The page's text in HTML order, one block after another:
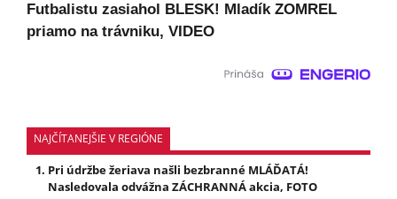
Futbalistu zasiahol BLESK! Mladík ZOMREL
priamo na trávniku, VIDEO
NAJČÍTANEJŠIE V REGIÓNE
Pri údržbe žeriava našli bezbranné MLÁĎATÁ!
Nasledovala odvážna ZÁCHRANNÁ akcia, FOTO